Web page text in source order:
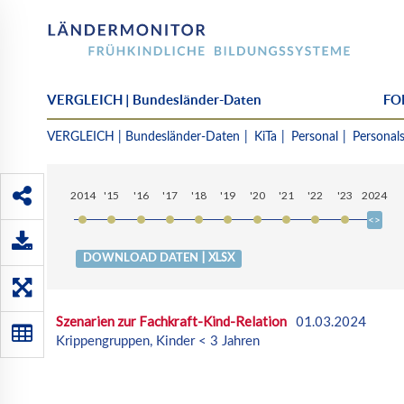
VERGLEICH | Bundesländer-Daten
Szenarien
zur
Kind-
Relation
VERGLEICH | Bundesländer-Daten KiTa Personal
2014 '15 '16 '17 '18 '19 '20 '21 '22 '23 2024
DOWNLOAD DATEN | XLSX
Szenarien zur Fachkraft-Kind-Relation 01.03.2024
Krippengruppen, Kinder < 3 Jahren